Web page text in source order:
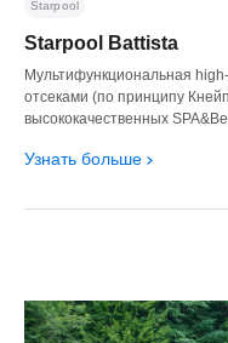
Starpool Battista
Мультифункциональная
отсеками (по принципу
высококачественных
Узнать больше
Starpool